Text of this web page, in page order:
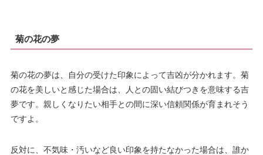
菊の花の夢
菊の花の夢は、自分の受けた印象によって吉凶が分かれます。菊
の花を美しいと感じた場合は、人との固い結びつきを意味する吉
夢です。親しくなりたい相手との間に深い信頼関係が育まれそう
ですよ。
反対に、不気味・汚いなど良い印象を持たなかった場合は、誰か